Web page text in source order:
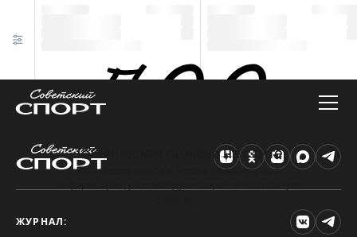
Техническая ошибка на сайте
Произошла ошибка. Чтобы найти нужную
ЖУРНАЛ: